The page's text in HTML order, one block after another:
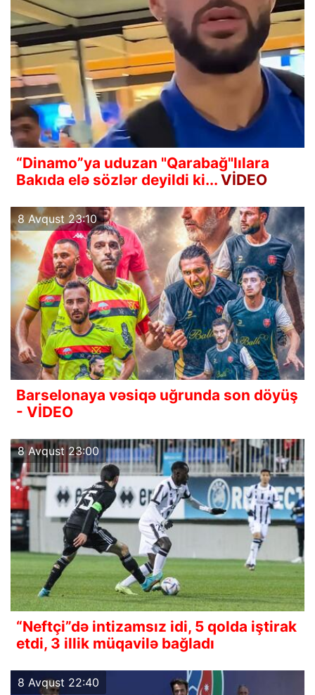
“Dinamo”ya uduzan "Qarabağ"lılara
Bakıda elə sözlər deyildi ki... VİDEO
8 Avqust 23:10
Barselonaya vəsiqə uğrunda son döyüş
- VİDEO
8 Avqust 23:00
“Neftçi”də intizamsız idi, 5 qolda iştirak
etdi, 3 illik müqavilə bağladı
8 Avqust 22:40